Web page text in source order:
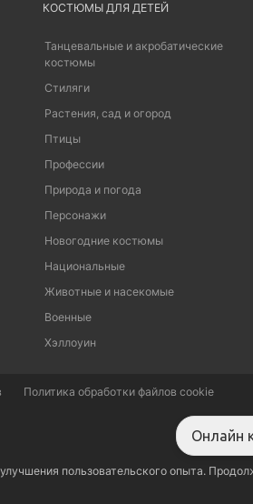
КОСТЮМЫ ДЛЯ ДЕТЕЙ
Танцевальные и акробатические
костюмы
Стиляги
Растения, сад и огород
Птицы
Профессии
Природа и погода
Персонажи
Новогодние костюмы
Национальные
Животные и насекомые
Военные
Хэллоуин
Политика обработки файлов cookie
пользовательского опыта.
Онлайн